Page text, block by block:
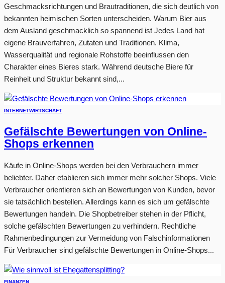
Geschmacksrichtungen und Brautraditionen, die sich deutlich von
bekannten heimischen Sorten unterscheiden. Warum Bier aus
dem Ausland geschmacklich so spannend ist Jedes Land hat
eigene Brauverfahren, Zutaten und Traditionen. Klima,
Wasserqualität und regionale Rohstoffe beeinflussen den
Charakter eines Bieres stark. Während deutsche Biere für
Reinheit und Struktur bekannt sind,...
INTERNETWIRTSCHAFT
Gefälschte Bewertungen von Online-
Shops erkennen
Käufe in Online-Shops werden bei den Verbrauchern immer
beliebter. Daher etablieren sich immer mehr solcher Shops. Viele
Verbraucher orientieren sich an Bewertungen von Kunden, bevor
sie tatsächlich bestellen. Allerdings kann es sich um gefälschte
Bewertungen handeln. Die Shopbetreiber stehen in der Pflicht,
solche gefälschten Bewertungen zu verhindern. Rechtliche
Rahmenbedingungen zur Vermeidung von Falschinformationen
Für Verbraucher sind gefälschte Bewertungen in Online-Shops...
FINANZEN